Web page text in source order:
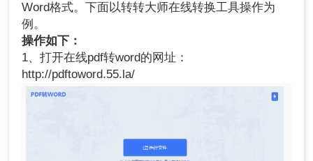
Word格式。下面以转转大师在线转换工具操作为
例。
操作如下：
1、打开在线pdf转word的网址：
http://pdftoword.55.la/